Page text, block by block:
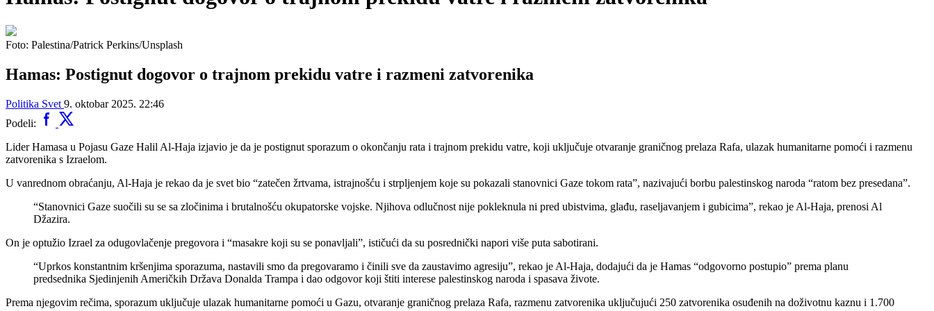
Foto: Palestina/Patrick Perkins/Unsplash
Hamas: Postignut dogovor o trajnom prekidu vatre i razmeni zatvorenika
Politika Svet 9. oktobar 2025. 22:46
Podeli:
Lider Hamasa u Pojasu Gaze Halil Al-Haja izjavio je da je postignut sporazum o okončanju rata i trajnom prekidu vatre, koji uključuje otvaranje graničnog prelaza Rafa, ulazak humanitarne pomoći i razmenu
zatvorenika s Izraelom.
U vanrednom obraćanju, Al-Haja je rekao da je svet bio “zatečen žrtvama, istrajnošću i strpljenjem koje su pokazali stanovnici Gaze tokom rata”, nazivajući borbu palestinskog naroda “ratom bez presedana”.
“Stanovnici Gaze suočili su se sa zločinima i brutalnošću okupatorske vojske. Njihova odlučnost nije pokleknula ni pred ubistvima, glađu, raseljavanjem i gubicima”, rekao je Al-Haja, prenosi Al
Džazira.
On je optužio Izrael za odugovlačenje pregovora i “masakre koji su se ponavljali”, ističući da su posrednički napori više puta sabotirani.
“Uprkos konstantnim kršenjima sporazuma, nastavili smo da pregovaramo i činili sve da zaustavimo agresiju”, rekao je Al-Haja, dodajući da je Hamas “odgovorno postupio” prema planu
predsednika Sjedinjenih Američkih Država Donalda Trampa i dao odgovor koji štiti interese palestinskog naroda i spasava živote.
Prema njegovim rečima, sporazum uključuje ulazak humanitarne pomoći u Gazu, otvaranje graničnog prelaza Rafa, razmenu zatvorenika uključujući 250 zatvorenika osuđenih na doživotnu kaznu i 1.700